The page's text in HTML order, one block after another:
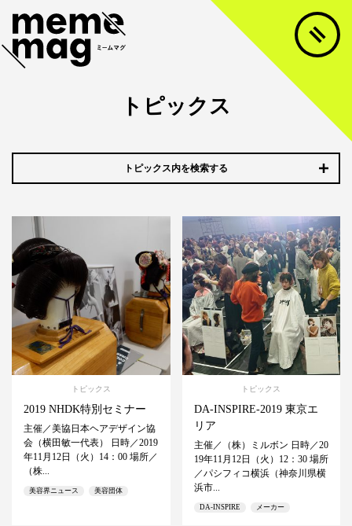
トピックス
トピックス内を検索する
トピックス
2019 NHDK特別セミナー
主催／美協日本ヘアデザイン協
会（横田敏一代表） 日時／2019
年11月12日（火）14：00 場所／
（株...
美容界ニュース 美容団体
トピックス
DA-INSPIRE-2019 東京エ
リア
主催／（株）ミルボン 日時／20
19年11月12日（火）12：30 場所
／パシフィコ横浜（神奈川県横
浜市...
DA-INSPIRE メーカー